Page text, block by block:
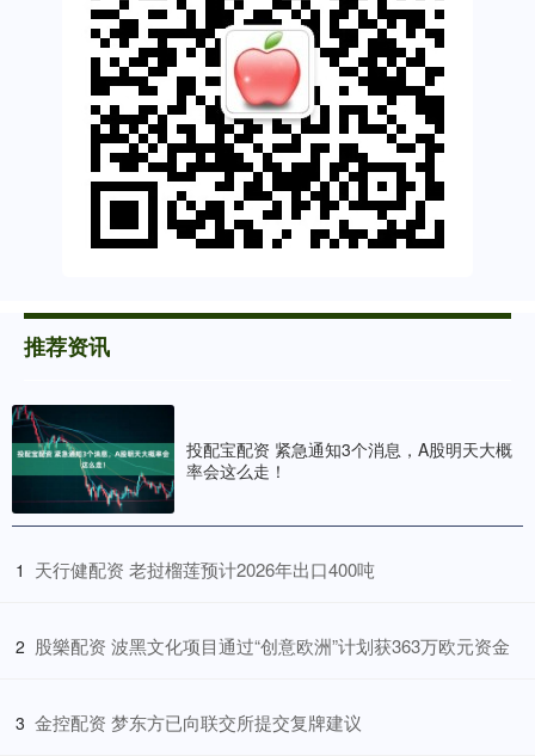
推荐资讯
投配宝配资 紧急通知3个消息，A股明天大概
率会这么走！
1 ​天行健配资 老挝榴莲预计2026年出口400吨
2 ​股樂配资 波黑文化项目通过“创意欧洲”计划获363万欧元资金
3 ​金控配资 梦东方已向联交所提交复牌建议